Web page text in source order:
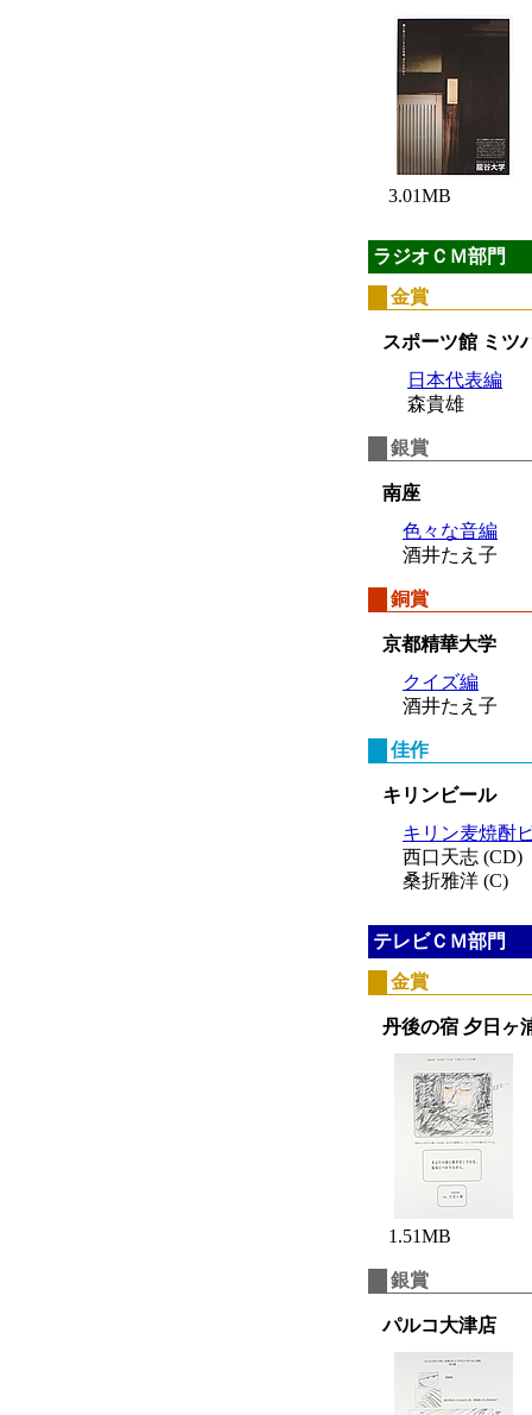
3.01MB
ラジオＣＭ部門
金賞
スポーツ館 ミツ
日本代表編
森貴雄
銀賞
南座
色々な音編
酒井たえ子
銅賞
京都精華大学
クイズ編
酒井たえ子
佳作
キリンビール
キリン麦焼酎
西口天志 (CD)
桑折雅洋 (C)
テレビＣＭ部門
金賞
丹後の宿 夕日ヶ
1.51MB
銀賞
パルコ大津店